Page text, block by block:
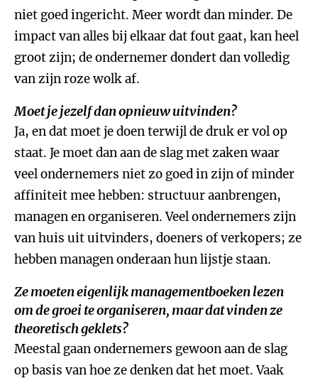
niet goed ingericht. Meer wordt dan minder. De
impact van alles bij elkaar dat fout gaat, kan heel
groot zijn; de ondernemer dondert dan volledig
van zijn roze wolk af.
Moet je jezelf dan opnieuw uitvinden?
Ja, en dat moet je doen terwijl de druk er vol op
staat. Je moet dan aan de slag met zaken waar
veel ondernemers niet zo goed in zijn of minder
affiniteit mee hebben: structuur aanbrengen,
managen en organiseren. Veel ondernemers zijn
van huis uit uitvinders, doeners of verkopers; ze
hebben managen onderaan hun lijstje staan.
Ze moeten eigenlijk managementboeken lezen
om de groei te organiseren, maar dat vinden ze
theoretisch geklets?
Meestal gaan ondernemers gewoon aan de slag
op basis van hoe ze denken dat het moet. Vaak